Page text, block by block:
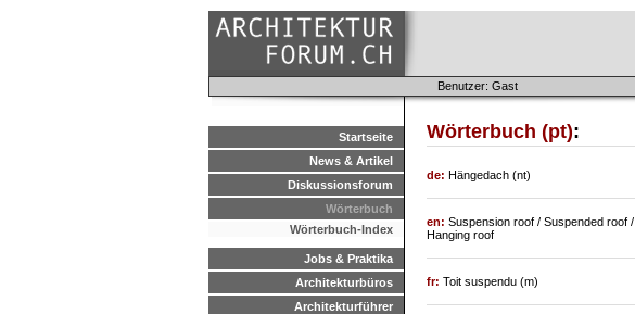
Benutzer: Gast
Startseite
News & Artikel
Diskussionsforum
Wörterbuch
Wörterbuch-Index
Jobs & Praktika
Architekturbüros
Architekturführer
Wörterbuch (pt):
de: Hängedach (nt)
en: Suspension roof / Suspended roof /
Hanging roof
fr: Toit suspendu (m)